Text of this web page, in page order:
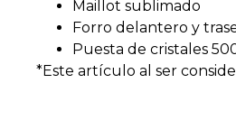
Maillot sublimado
Forro delantero y
Puesta de cristales
*Este artículo al ser